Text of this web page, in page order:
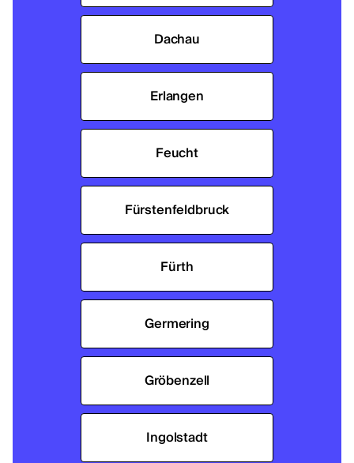
Dachau
Erlangen
Feucht
Fürstenfeldbruck
Fürth
Germering
Gröbenzell
Ingolstadt